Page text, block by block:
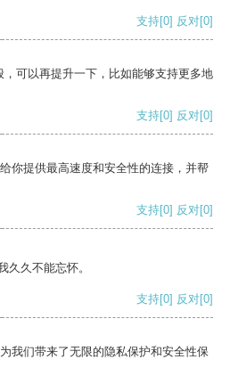
支持[0] 反对[0]
可以再提升一下，比如能够支持更多地
支持[0] 反对[0]
你提供最高速度和安全性的连接，并帮
支持[0] 反对[0]
久久不能忘怀。
支持[0] 反对[0]
我们带来了无限的隐私保护和安全性保